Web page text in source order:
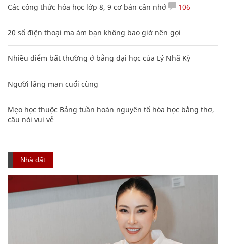
Các công thức hóa học lớp 8, 9 cơ bản cần nhớ 106
20 số điện thoại ma ám bạn không bao giờ nên gọi
Nhiều điểm bất thường ở bằng đại học của Lý Nhã Kỳ
Người lãng mạn cuối cùng
Mẹo học thuộc Bảng tuần hoàn nguyên tố hóa học bằng thơ,
câu nói vui vẻ
Nhà đất